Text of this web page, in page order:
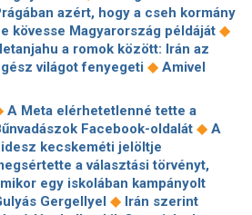
azért, hogy a cseh kormány
kövesse Magyarország példáját ◆
a romok között: Irán az
világot fenyegeti ◆ Amivel
számíthat
◆
Egy Magyar Péter
közzétett dokumentum szerint
400 millió forintba kerülhetett
az első DPK-találkozó◆Kémbotrány a
szomszédban: a Magyarországon is
választási manipulációkra
A Meta elérhetetlenné tette a
Facebook-oldalát ◆ A
kecskeméti jelöltje
a választási törvényt,
egy iskolában kampányolt
Gergellyel ◆ Irán szerint